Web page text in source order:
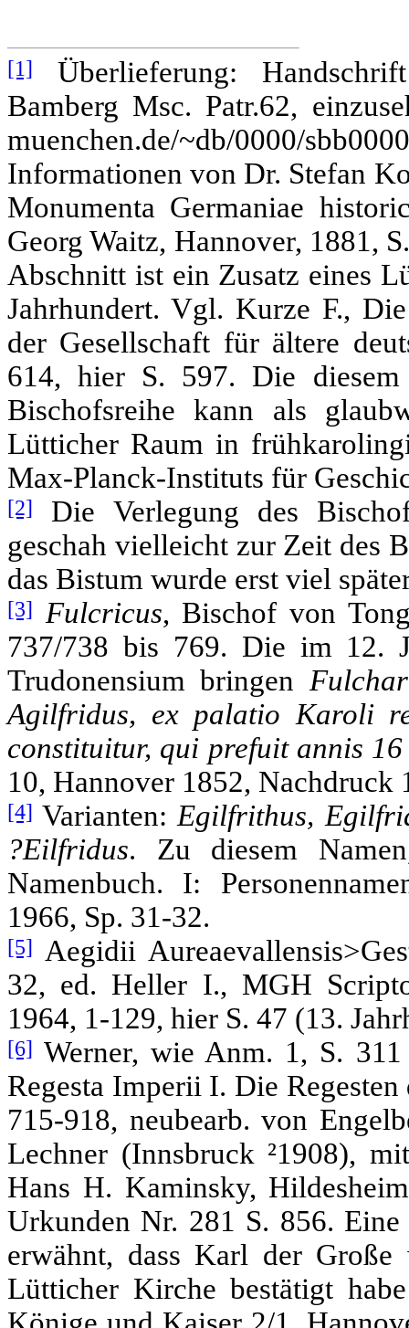
[1]
Überlieferung:
Bamberg Msc. Patr.62,
muenchen.de/~db/0000/
Informationen von Dr. Stefan
Monumenta Germaniae
Georg Waitz, Hannover, 1881,
Abschnitt ist ein Zusatz eines
Jahrhundert. Vgl. Kurze F.,
der Gesellschaft für ältere
614, hier S. 597. Die diesem
Bischofsreihe kann als
Lütticher Raum in
Max-Planck-Instituts für
[2]
Die Verlegung des
geschah vielleicht zur Zeit des
das Bistum wurde erst viel
[3] Fulcricus, Bischof von
737/738 bis 769. Die im 12.
Trudonensium bringen
Agilfridus, ex palatio Karoli
constituitur, qui prefuit annis
10, Hannover 1852, Nachdruck
[4] Varianten: Egilfrithus,
?Eilfridus. Zu diesem
Namenbuch. I:
1966, Sp. 31-32.
[5] Aegidii
32, ed. Heller I., MGH
1964, 1-129, hier S. 47 (13.
[6] Werner, wie Anm. 1, S.
Regesta Imperii I. Die
715-918, neubearb. von
Lechner (Innsbruck ²1908),
Hans H. Kaminsky,
Urkunden Nr. 281 S. 856.
erwähnt, dass Karl der
Lütticher Kirche bestätigt